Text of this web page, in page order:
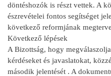
döntéshozók is részt vettek. A
észrevételei fontos segítséget
következő reformjának
Következő lépések
A Bizottság, hogy
kérdéseket és javaslatokat,
második jelentését . A